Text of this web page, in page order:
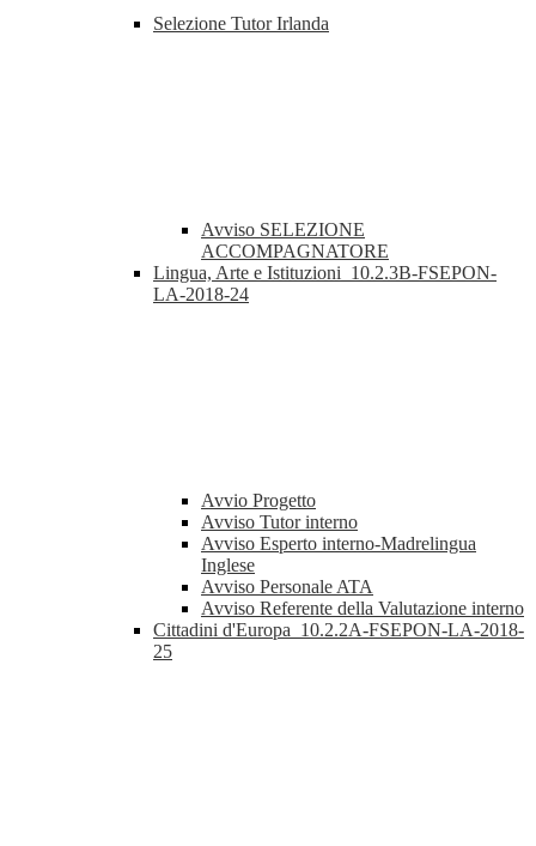
Selezione Tutor Irlanda
Avviso SELEZIONE
ACCOMPAGNATORE
Lingua, Arte e Istituzioni_10.2.3B-FSEPON-
LA-2018-24
Avvio Progetto
Avviso Tutor interno
Avviso Esperto interno-Madrelingua
Inglese
Avviso Personale ATA
Avviso Referente della Valutazione interno
Cittadini d'Europa_10.2.2A-FSEPON-LA-2018-
25